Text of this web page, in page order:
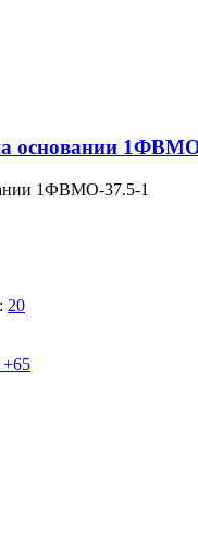
основании
1ФВМO-37.5-1
: 20